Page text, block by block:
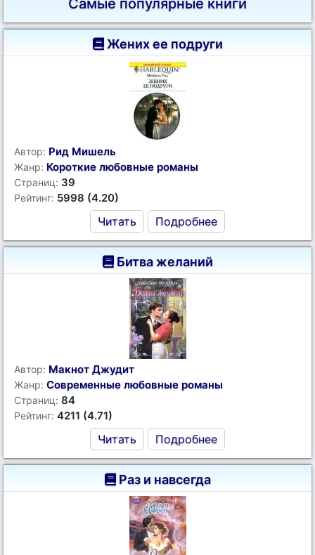
Самые популярные книги
Жених ее подруги
Автор: Рид Мишель
Жанр: Короткие любовные романы
Страниц: 39
Рейтинг: 5998 (4.20)
Читать Подробнее
Битва желаний
Автор: Макнот Джудит
Жанр: Современные любовные романы
Страниц: 84
Рейтинг: 4211 (4.71)
Читать Подробнее
Раз и навсегда